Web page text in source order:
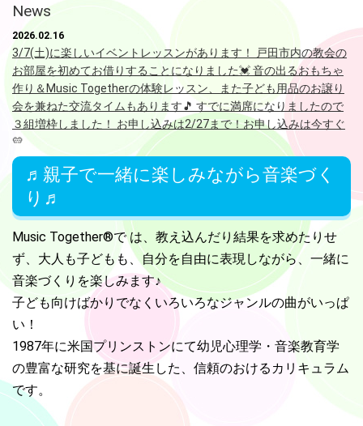
News
2026.02.16
3/7(土)に楽しいイベントレッスンがあります！ 戸田市内の教会の
お部屋を初めてお借りすることになりました💓 音の出るおもちゃ
作り＆Music Togetherの体験レッスン、また子ども用品のお譲り
会を兼ねた交流タイムもあります🎵 すでに満席になりましたので
３組増枠しました！ お申し込みは2/27まで！お申し込みは今すぐ
💛
2025.11.21
冬タームの土曜クラス2，3は満席となりました。次回は春ターム
の募集（２月ごろ）までお待ちください。別のクラスで冬ターム
から入会されますと、希望クラスに空きが出たときに優先的にご
案内できます💓
2025.10.27
冬ターム募集始まります！！ 冬タームのレッスンは12/9から🎵
11/11から体験参加できます。受付開始は11/1です！先着予約制と
なりますのでお早めにお申し込みください💛
2025.10.01
火曜クラスの時間が10月から変更になりました！今までの10:15～
11:00から15:30 ～16:15となります。 午後のひとときを親子で過
♬親子で一緒に楽しみながら音楽づく
り♬
Music Together®で は、教え込んだり結果を求めたりせ
ず、 大人も子どもも、自分を自由に表現しながら、一緒に
音楽づくりを楽しみます♪
子ども向けばかりでなくいろいろなジャンルの曲がいっぱ
い！
1987年に米国プリンストンにて幼児心理学・音楽教育学
の豊富な研究を基に誕生した、信頼のおけるカリキュラム
です。